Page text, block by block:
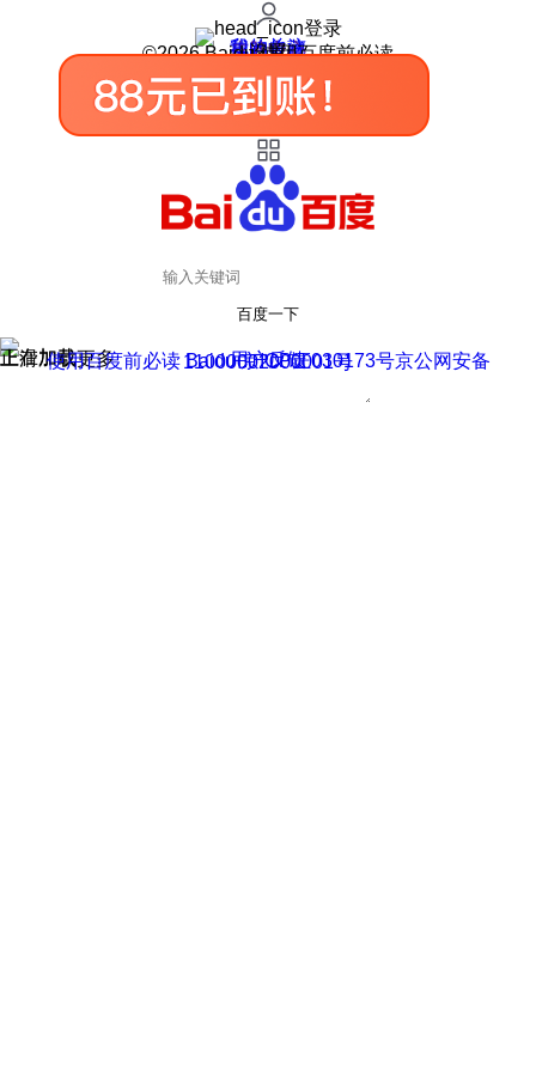
登录
我的关注
我的收藏
皮肤中心
用户反馈
设置
©2026 Baidu 使用百度前必读
百度一下
正在加载
上滑加载更多 用户反馈
使用百度前必读 Baidu 京ICP证030173号
京公网安备11000002000001号